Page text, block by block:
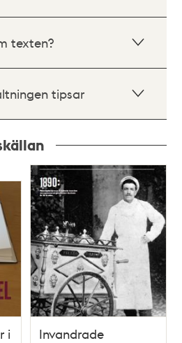
texten?
tipsar
i
Invandrade